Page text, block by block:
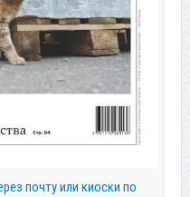
почту или киоски по